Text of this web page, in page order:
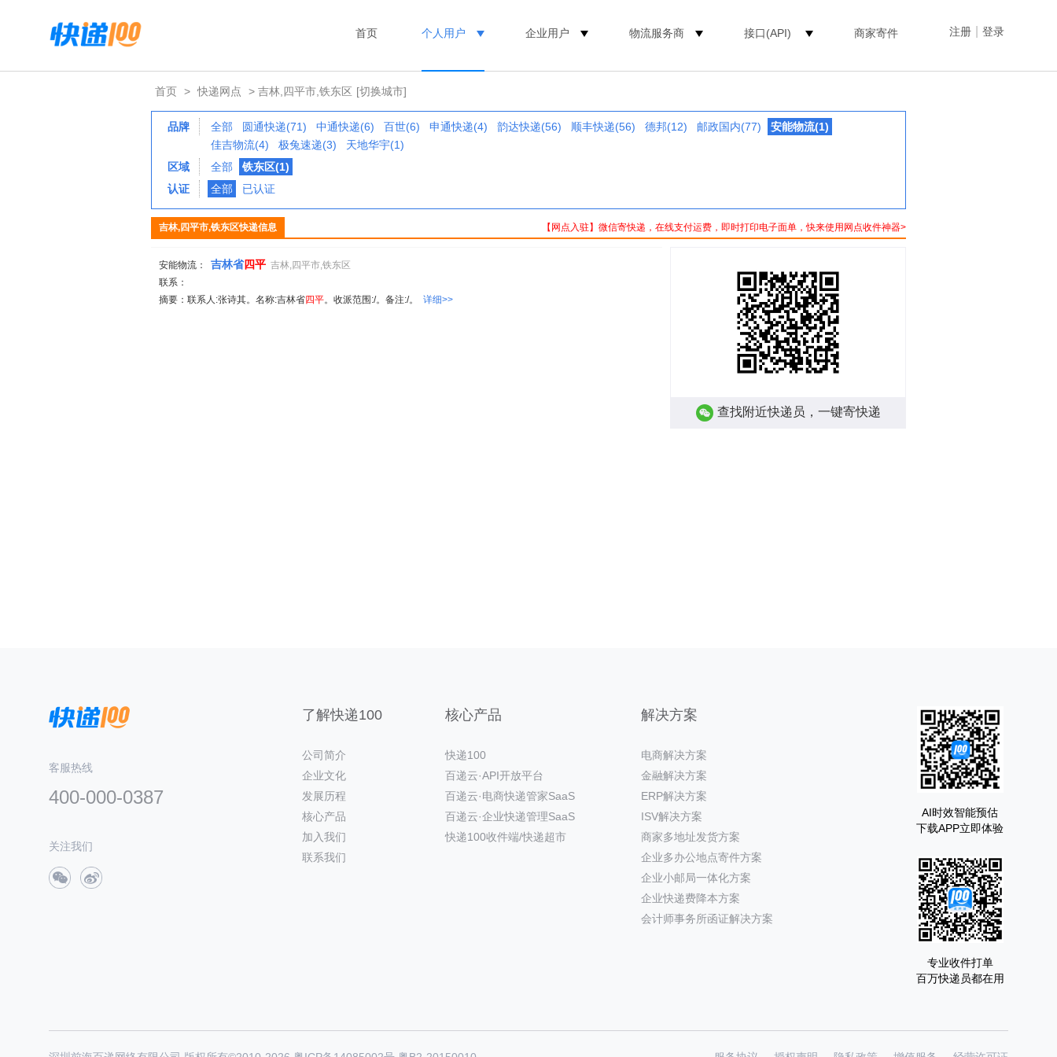
注册 登录
首页 个人用户 企业用户 物流服务商 接口(API) 商家寄件
首页 > 快递网点 > 吉林,四平市,铁东区 [切换城市]
品牌 全部 圆通快递(71) 中通快递(6) 百世(6) 申通快递(4) 韵达快递(56) 顺丰快递(56) 德邦(12) 邮政国内(77)
安能物流(1)
佳吉物流(4)
极兔速递(3)
天地华宇(1)
区域
全部
铁东区(1)
认证
全部 已认证
【网点入驻】微信寄快递，在线支付运费，即时打印电子面单，快来使用网点收件神器>
吉林,四平市,铁东区快递信息
安能物流： 吉林省四平 吉林,四平市,铁东区
联系：
摘要：联系人:张诗其。名称:吉林省四平。收派范围:/。备注:/。 详细>>
查找附近快递员，一键寄快递
客服热线
400-000-0387
关注我们
了解快递100
公司简介
企业文化
发展历程
核心产品
加入我们
联系我们
核心产品
快递100
百递云·API开放平台
百递云·电商快递管家SaaS
百递云·企业快递管理SaaS
快递100收件端/快递超市
解决方案
电商解决方案
金融解决方案
ERP解决方案
ISV解决方案
商家多地址发货方案
企业多办公地点寄件方案
企业小邮局一体化方案
企业快递费降本方案
会计师事务所函证解决方案
AI时效智能预估
下载APP立即体验
专业收件打单
百万快递员都在用